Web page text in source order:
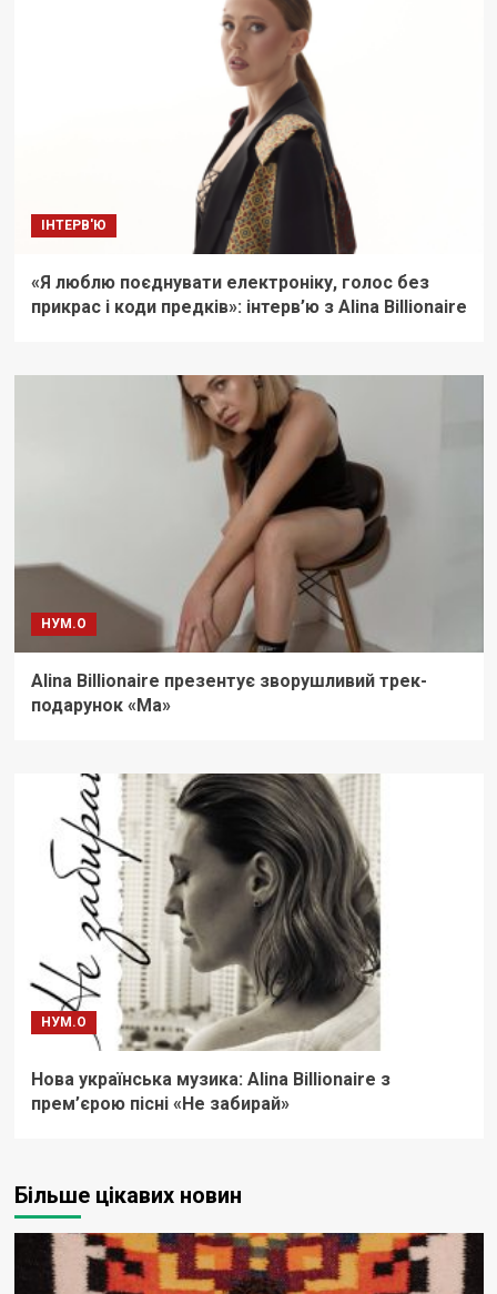
ІНТЕРВ'Ю
«Я люблю поєднувати електроніку, голос без
прикрас і коди предків»: інтерв’ю з Alina Billionaire
НУМ.О
Alina Billionaire презентує зворушливий трек-
подарунок «Ма»
НУМ.О
Нова українська музика: Alina Billionaire з
прем’єрою пісні «Не забирай»
Більше цікавих новин